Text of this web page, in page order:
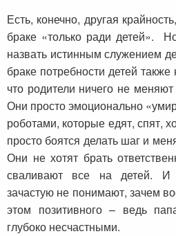
Есть, конечно, другая
браке «только ради детей».
назвать истинным служением
браке потребности детей
что родители ничего не
Они просто эмоционально
роботами, которые едят, спят,
просто боятся делать шаг и
Они не хотят брать
сваливают все на детей. И
зачастую не понимают, зачем
этом позитивного – ведь
глубоко несчастными.